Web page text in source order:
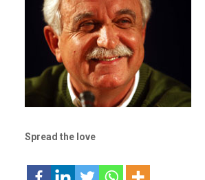
Spread the love